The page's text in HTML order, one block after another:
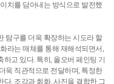
치를 담아내는 방식으로 발전했
탐구를 더욱 확장하는 시도라 할
라는 매체를 통해 재해석되면서,
고 있다. 특히, 올오버 페인팅 기
욱 직관적으로 전달하며, 특정한
. 조각과 회화, 사진을 결합한 그